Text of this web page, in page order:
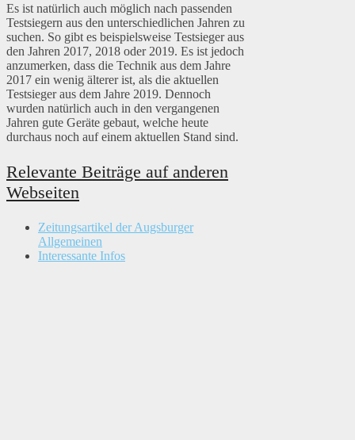
Es ist natürlich auch möglich nach passenden
Testsiegern aus den unterschiedlichen Jahren zu
suchen. So gibt es beispielsweise Testsieger aus
den Jahren 2017, 2018 oder 2019. Es ist jedoch
anzumerken, dass die Technik aus dem Jahre
2017 ein wenig älterer ist, als die aktuellen
Testsieger aus dem Jahre 2019. Dennoch
wurden natürlich auch in den vergangenen
Jahren gute Geräte gebaut, welche heute
durchaus noch auf einem aktuellen Stand sind.
Relevante Beiträge auf anderen
Webseiten
Zeitungsartikel der Augsburger
Allgemeinen
Interessante Infos